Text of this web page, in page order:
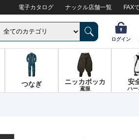
電子カタログ ナックル店舗一覧 FAX
ログイン
つなぎ ニッカポッカ
鳶服
安
ハー